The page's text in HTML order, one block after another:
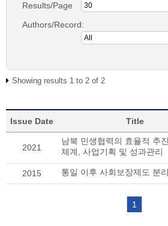
Results/Page
Authors/Record:
Showing results 1 to 2 of 2
Issue Date Title
2021
남북 민생협력의 효율적 추
체계, 사업기획 및 성과관리
2015 통일 이후 사회보장제도 분
1